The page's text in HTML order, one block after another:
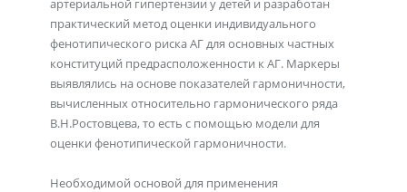
артериальной гипертензии у детей и разработан
практический метод оценки индивидуального
фенотипического риска АГ для основных частных
конституций предрасположенности к АГ. Маркеры
выявлялись на основе показателей гармоничности,
вычисленных относительно гармонического ряда
В.Н.Ростовцева, то есть с помощью модели для
оценки фенотипической гармоничности.
Необходимой основой для применения